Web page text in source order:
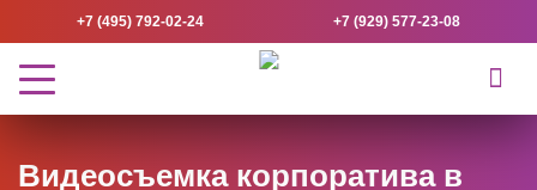
+7 (495) 792-02-24 +7 (929) 577-23-08
Видеосъемка корпоратива в